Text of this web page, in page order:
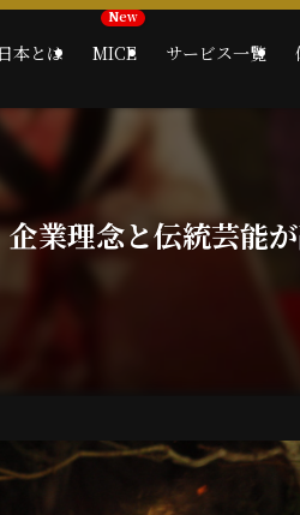
本とは MICE サービス一覧
業理念と伝統芸能